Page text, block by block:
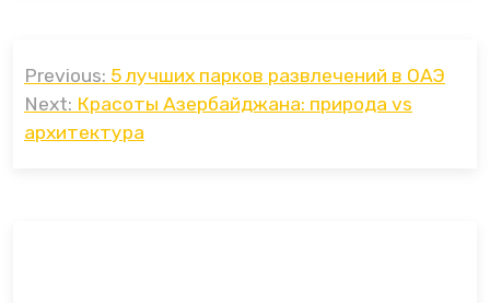
по
записям
Previous: 5 лучших парков развлечений в ОАЭ
Next: Красоты Азербайджана: природа vs
архитектура